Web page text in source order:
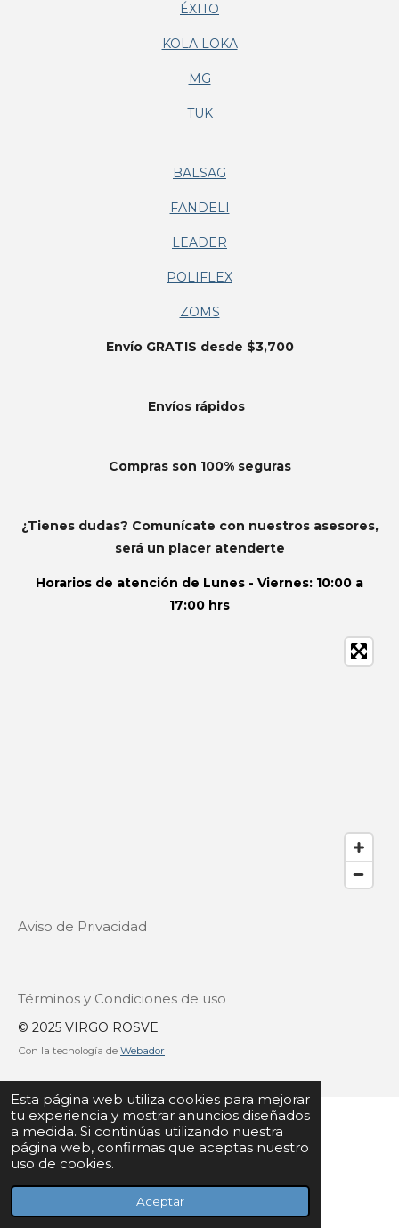
Esta página web utiliza cookies para mejorar
tu experiencia y mostrar anuncios diseñados
a medida. Si continúas utilizando nuestra
página web, confirmas que aceptas nuestro
uso de cookies.
Aceptar
ÉXITO
KOLA LOKA
MG
TUK
BALSAG
FANDELI
LEADER
POLIFLEX
ZOMS
Envío GRATIS desde $3,700
Envíos rápidos
Compras son 100% seguras
¿Tienes dudas? Comunícate con nuestros asesores,
será un placer atenderte
Horarios de atención de Lunes - Viernes: 10:00 a
17:00 hrs
Aviso de Privacidad
Términos y Condiciones de uso
© 2025 VIRGO ROSVE
Con la tecnología de Webador